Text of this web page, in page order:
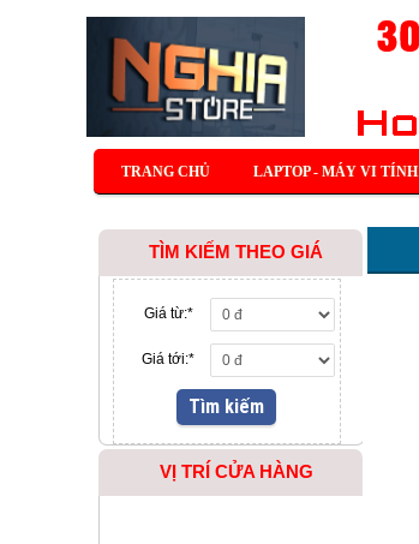
TRANG CHỦ LAPTOP - MÁY VI TÍNH
TÌM KIẾM THEO GIÁ
Giá từ:*
Giá tới:*
VỊ TRÍ CỬA HÀNG